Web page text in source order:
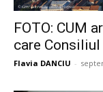
FOTO: CUM
care
Flavia DANCIU -